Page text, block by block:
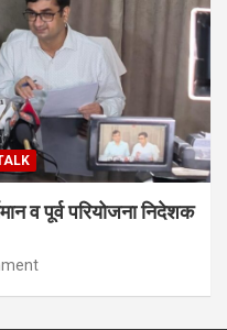
व पूर्व परियोजना निदेशक